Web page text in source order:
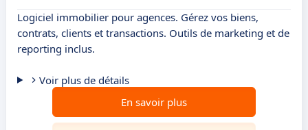
Logiciel immobilier pour agences. Gérez vos biens,
contrats, clients et transactions. Outils de marketing et de
reporting inclus.
Voir plus de détails
En savoir plus